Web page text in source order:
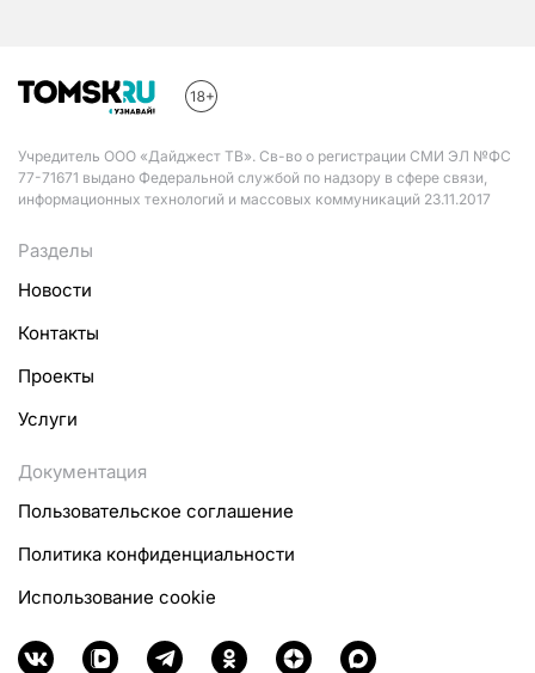
Учредитель ООО «Дайджест ТВ». Св-во о регистрации СМИ ЭЛ №ФС
77-71671 выдано Федеральной службой по надзору в сфере связи,
информационных технологий и массовых коммуникаций 23.11.2017
Разделы
Новости
Контакты
Проекты
Услуги
Документация
Пользовательское соглашение
Политика конфиденциальности
Использование cookie